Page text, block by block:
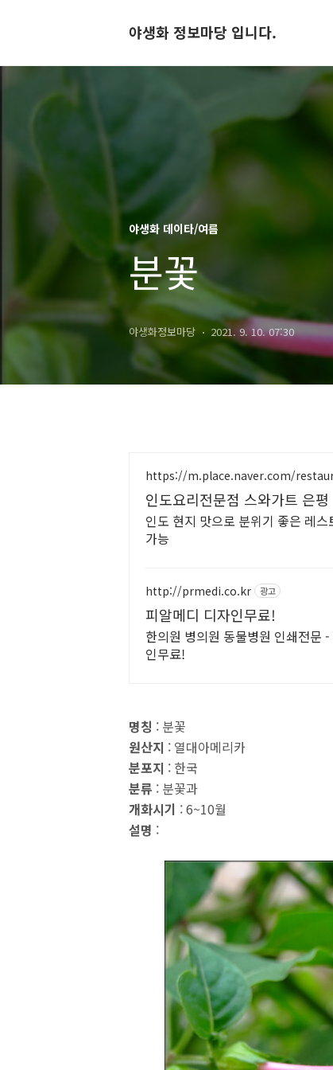
야생화 정보마당 입니다.
야생화 데이타/여름
분꽃
야생화정보마당 2021. 9. 10. 07:30
https://m.place.naver.com/
인도요리전문점 스와가트 은평
인도 현지 맛으로 분위기 좋은 레
가능
http://prmedi.co.kr 광고
피알메디 디자인무료!
한의원 병의원 동물병원 인쇄전문
인무료!
명칭 : 분꽃
원산지 : 열대아메리카
분포지 : 한국
분류 : 분꽃과
개화시기 : 6~10월
설명 :